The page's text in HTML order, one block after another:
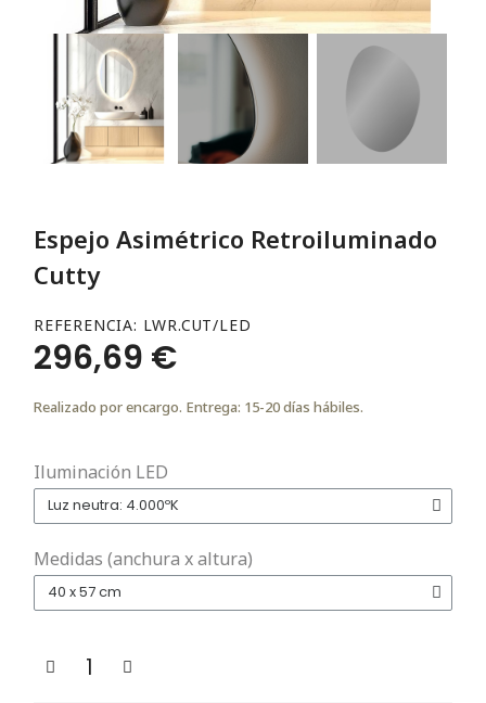
Espejo Asimétrico Retroiluminado
Cutty
REFERENCIA LWR.CUT/LED
296,69 €
Realizado por encargo. Entrega: 15-20 días hábiles.
Iluminación LED
Medidas (anchura x altura)